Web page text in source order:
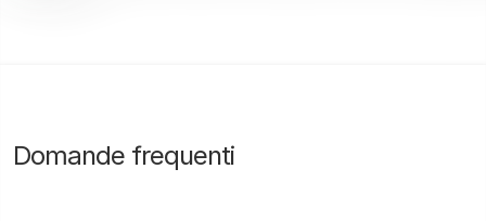
Domande frequenti